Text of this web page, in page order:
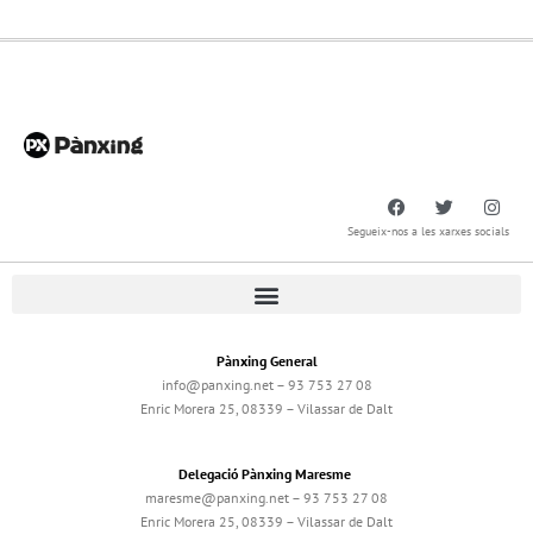
Segueix-nos a les xarxes socials
Pànxing General
info@panxing.net – 93 753 27 08
Enric Morera 25, 08339 – Vilassar de Dalt
Delegació Pànxing Maresme
maresme@panxing.net – 93 753 27 08
Enric Morera 25, 08339 – Vilassar de Dalt